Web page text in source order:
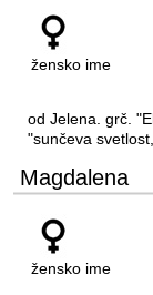
žensko ime
od Jelena. grč.
"sunčeva
Magdalena
žensko ime